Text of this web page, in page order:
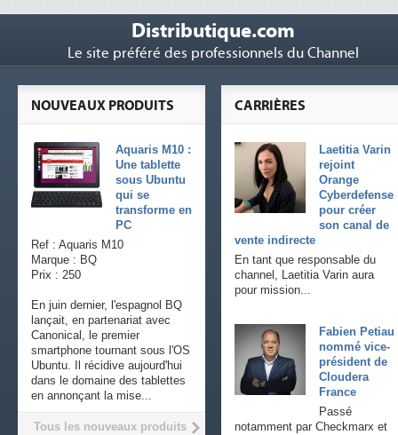
Distributique.com
Le site préféré des professionnels du Channel
CARRIÈRES
Laetitia Varin
rejoint
Orange
Cyberdefense
pour créer
son canal de
vente indirecte
En tant que responsable du
channel, Laetitia Varin aura
pour mission...
Fabien Petiau
nommé vice-
président de
Cloudera
France
Passé
notamment par Checkmarx et
NOUVEAUX PRODUITS
Aquaris M10 :
Une tablette
sous Ubuntu
qui se
transforme en
PC
Ref : Aquaris M10
Marque : BQ
Prix : 250
En juin dernier, l'espagnol BQ
lançait, en partenariat avec
Canonical, le premier
smartphone tournant sous l'OS
Ubuntu. Il récidive aujourd'hui
dans le domaine des tablettes
en annonçant la mise...
Tous les nouveaux produits